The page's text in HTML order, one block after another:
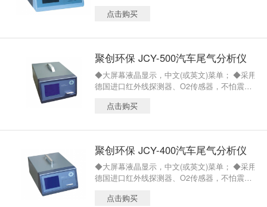
点击购买
聚创环保 JCY-500汽车尾气分析仪
◆大屏幕液晶显示，中文(或英文)菜单； ◆采用
德国进口红外线探测器、O2传感器，不怕震
C、CO2、O2浓度及 λ值、COcor、转速、油
点击购买
聚创环保 JCY-400汽车尾气分析仪
◆大屏幕液晶显示，中文(或英文)菜单； ◆采用
德国进口红外线探测器、O2传感器，不怕震
C、CO2、O2浓度及 λ值、COcor、转速、油
点击购买